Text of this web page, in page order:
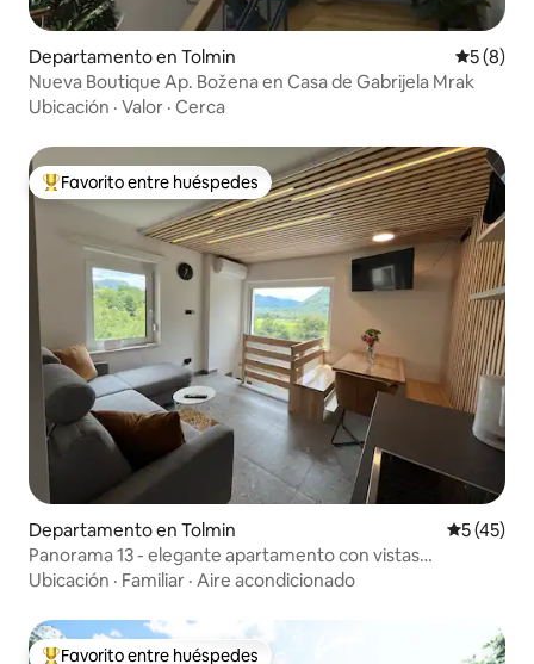
Departamento en Tolmin
5 (8)
Nueva Boutique Ap. Božena en Casa de Gabrijela Mrak
Ubicación · Valor · Cerca
De los mejores en Favorito entre huéspedes
Favorito entre huéspedes
Departamento en Tolmin
5 (45)
Panorama 13 - elegante apartamento con vistas
panorámicas
Ubicación · Familiar · Aire acondicionado
Favorito entre huéspedes